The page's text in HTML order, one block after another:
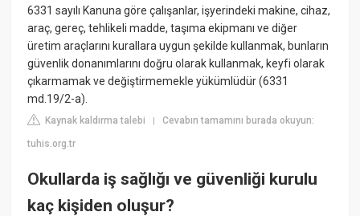
6331 sayılı Kanuna göre çalışanlar, işyerindeki makine, cihaz,
araç, gereç, tehlikeli madde, taşıma ekipmanı ve diğer
üretim araçlarını kurallara uygun şekilde kullanmak, bunların
güvenlik donanımlarını doğru olarak kullanmak, keyfi olarak
çıkarmamak ve değiştirmemekle yükümlüdür (6331
md.19/2-a).
Kaynak kaldırma talebi |Cevabın tamamını burada okuyun:
tuhis.org.tr
Okullarda iş sağlığı ve güvenliği kurulu
kaç kişiden oluşur?